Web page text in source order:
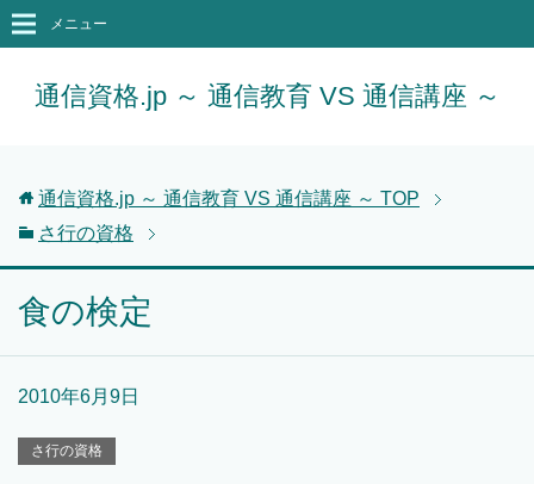
通信資格.jp ～ 通信教育 VS 通信講座 ～
メニュー
通信資格.jp ～ 通信教育 VS 通信講座 ～ TOP
さ行の資格
食の検定
2010年6月9日
さ行の資格